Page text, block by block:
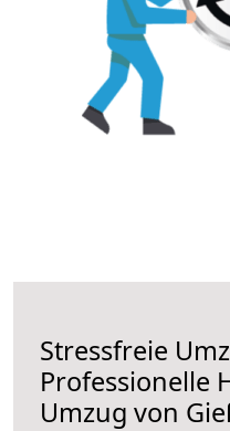
Stressfreie
Professionelle
Umzug von